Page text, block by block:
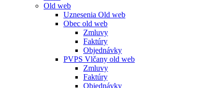
Old web
Uznesenia Old web
Obec old web
Zmluvy
Faktúry
Objednávky
PVPS Vlčany old web
Zmluvy
Faktúry
Objednávky